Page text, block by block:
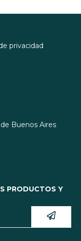
privacidad
Buenos Aires
PRODUCTOS Y